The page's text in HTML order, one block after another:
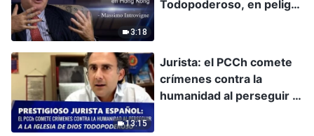
3:18
Todopoderoso, en peligro
13:15
Jurista: el PCCh comete
crímenes contra la
humanidad al perseguir a